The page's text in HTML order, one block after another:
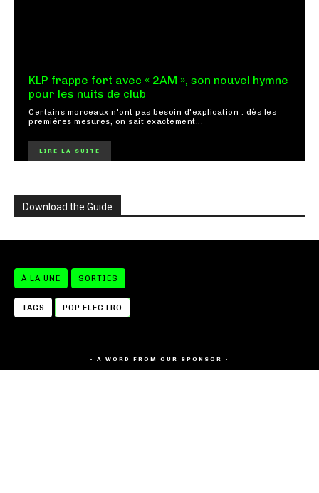
KLP frappe fort avec « 2AM », son nouvel hymne
pour les nuits de club
Certains morceaux n'ont pas besoin d'explication : dès les
premières mesures, on sait exactement...
LIRE LA SUITE
Download the Guide
À LA UNE SORTIES
TAGS POP ELECTRO
- A WORD FROM OUR SPONSOR -